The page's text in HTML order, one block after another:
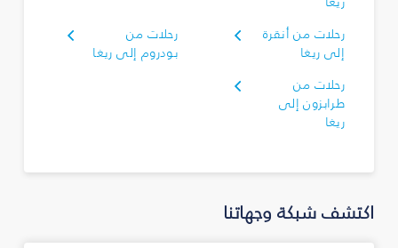
رحلات من أنقرة
إلى ريغا
رحلات من
بودروم إلى ريغا
رحلات من
طرابزون إلى
ريغا
اكتشف شبكة وجهاتنا